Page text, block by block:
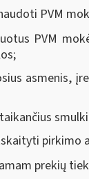
PVM
PVM
asmenis,
pirkimo
prekių